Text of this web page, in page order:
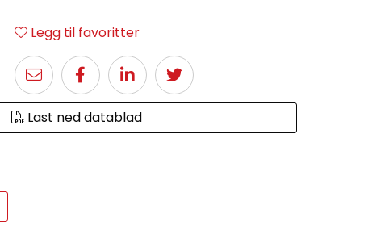
Legg til favoritter
Last ned datablad